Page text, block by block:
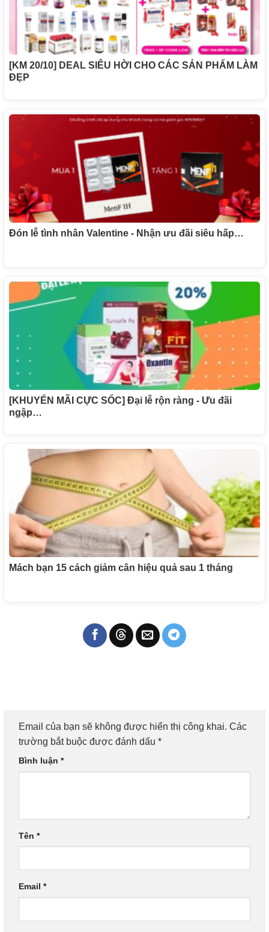
[KM 20/10] DEAL SIÊU HỜI CHO CÁC SẢN PHẨM LÀM
ĐẸP
Đón lễ tình nhân Valentine - Nhận ưu đãi siêu hấp…
[KHUYẾN MÃI CỰC SỐC] Đại lễ rộn ràng - Ưu đãi
ngập…
Mách bạn 15 cách giảm cân hiệu quả sau 1 tháng
Email của bạn sẽ không được hiển thị công khai. Các
trường bắt buộc được đánh dấu *
Bình luận *
Tên *
Email *